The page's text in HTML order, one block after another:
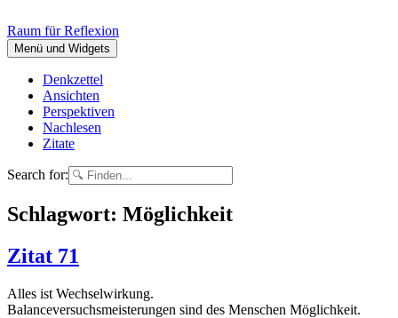
zum
Inhalt
Raum für Reflexion
Menü und Widgets
Denkzettel
Ansichten
Perspektiven
Nachlesen
Zitate
Search for:
Schlagwort: Möglichkeit
Zitat 71
Al­les ist Wech­sel­wir­kung.
Ba­lance­ver­suchs­meis­te­run­gen sind des Men­schen Mög­lich­keit.